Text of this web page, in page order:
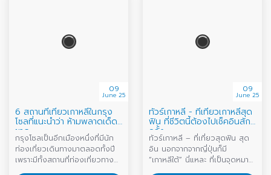
09
June 25
6 สถานที่เที่ยวเกาหลีในกรุง
โซลที่แนะนำว่า ห้ามพลาดเด็ด
ขาด
กรุงโซลเป็นอีกเมืองหนึ่งที่มีนัก
ท่องเที่ยวเดินทางมาตลอดทั้งปี
เพราะมีทั้งสถานที่ท่องเที่ยวทาง
09
June 25
ทัวร์เกาหลี - ที่เที่ยวเกาหลีสุด
ฟิน ที่ชีวิตนี้ต้องไปเช็คอินสัก
ครั้ง
ทัวร์เกาหลี – ที่เที่ยวสุดฟิน สุด
อิน นอกจากจากญี่ปุ่นก็มี
“เกาหลีใต้” นี่แหละ ที่เป็นจุดหมาย